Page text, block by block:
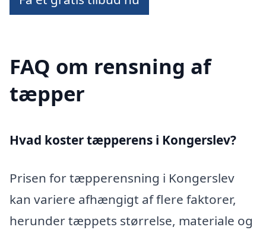
FAQ om rensning af
tæpper
Hvad koster tæpperens i Kongerslev?
Prisen for tæpperensning i Kongerslev
kan variere afhængigt af flere faktorer,
herunder tæppets størrelse, materiale og